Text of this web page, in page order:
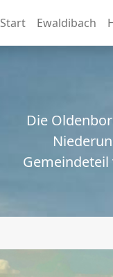
Start Ewaldibach
Die